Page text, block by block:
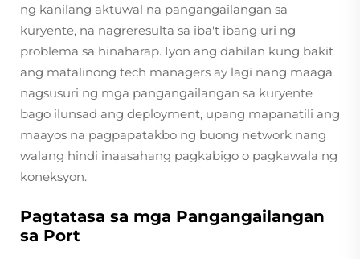
ng kanilang aktuwal na pangangailangan sa
kuryente, na nagreresulta sa iba't ibang uri ng
problema sa hinaharap. Iyon ang dahilan kung bakit
ang matalinong tech managers ay lagi nang maaga
nagsusuri ng mga pangangailangan sa kuryente
bago ilunsad ang deployment, upang mapanatili ang
maayos na pagpapatakbo ng buong network nang
walang hindi inaasahang pagkabigo o pagkawala ng
koneksyon.
Pagtatasa sa mga Pangangailangan
sa Port